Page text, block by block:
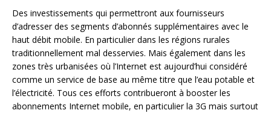
Des investissements qui permettront aux fournisseurs
d’adresser des segments d’abonnés supplémentaires avec le
haut débit mobile. En particulier dans les régions rurales
traditionnellement mal desservies. Mais également dans les
zones très urbanisées où l’Internet est aujourd’hui considéré
comme un service de base au même titre que l’eau potable et
l’électricité. Tous ces efforts contribueront à booster les
abonnements Internet mobile, en particulier la 3G mais surtout